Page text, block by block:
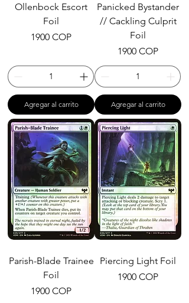
Ollenbock Escort
Foil
Precio
1900 COP
Agregar al carrito
Panicked Bystander
// Cackling Culprit
Foil
Precio
1900 COP
Agregar al carrito
Parish-Blade Trainee
Foil
Precio
1900 COP
Piercing Light Foil
Precio
1900 COP